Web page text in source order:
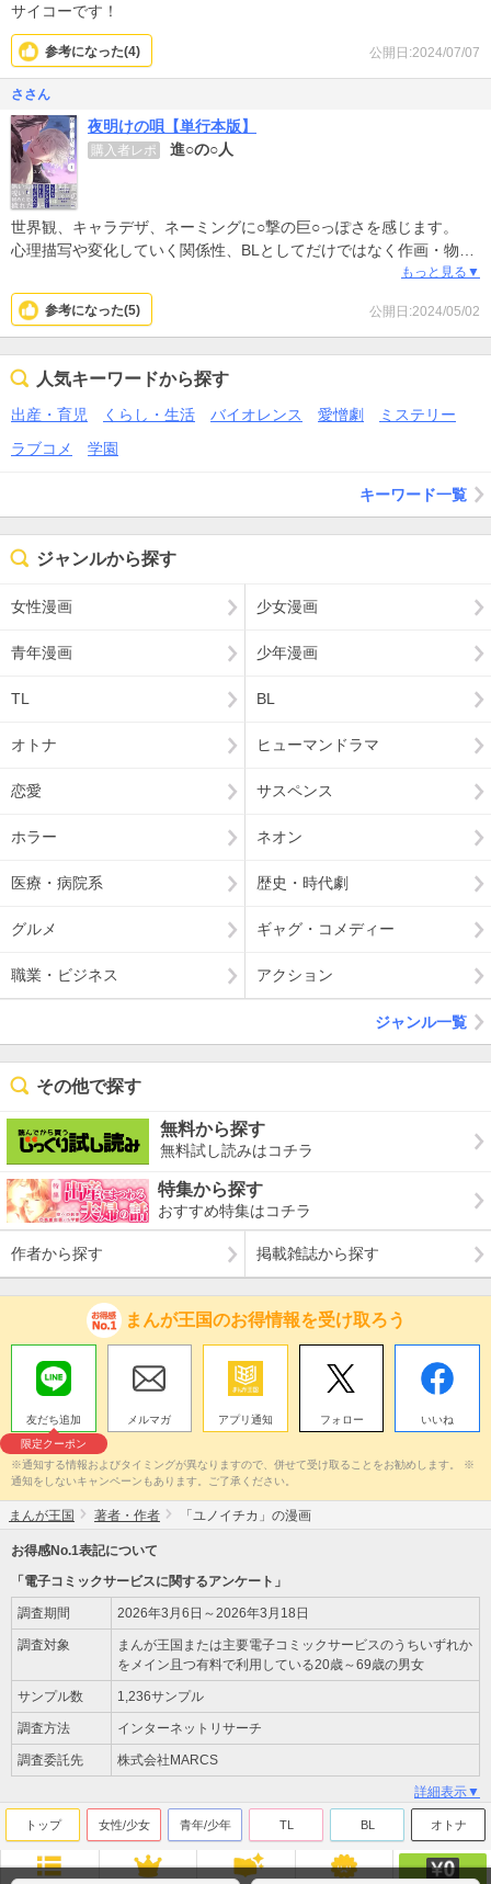
サイコーです！
公開日:2024/07/07
参考になった(4)
ささん
夜明けの唄【単行本版】
購入者レポ 進○の○人
世界観、キャラデザ、ネーミングに○撃の巨○っぽさを感じます。
心理描写や変化していく関係性、BLとしてだけではなく作画・物語
濡れ場がなくて(少なくて)もむしろそこが良い、些細な触れ合いや
思いやりに温度と湿度を感じられるほどの力のある作品です。
もっと見る▼
公開日:2024/05/02
参考になった(5)
人気キーワードから探す
出産・育児 くらし・生活 バイオレンス 愛憎劇
ミステリー
ラブコメ
学園
キーワード一覧
ジャンルから探す
女性漫画 少女漫画
青年漫画 少年漫画
TL BL
オトナ ヒューマンドラマ
恋愛 サスペンス
ホラー ネオン
医療・病院系 歴史・時代劇
グルメ ギャグ・コメディー
職業・ビジネス アクション
ジャンル一覧
その他で探す
無料から探す
無料試し読みはコチラ
特集から探す
おすすめ特集はコチラ
作者から探す 掲載雑誌から探す
まんが王国のお得情報を受け取ろう
友だち追加
限定クーポン
メルマガ アプリ通知 フォロー いいね
※通知する情報およびタイミングが異なりますので、併せて受け取ることをお勧めします。 ※
通知をしないキャンペーンもあります。ご了承ください。
まんが王国 著者・作者 「ユノイチカ」の漫画
お得感No.1表記について
「電子コミックサービスに関するアンケート」
調査期間 2026年3月6日～2026年3月18日
調査対象
まんが王国または主要電子コミックサービスのうちいずれか
をメイン且つ有料で利用している20歳～69歳の男女
サンプル数 1,236サンプル
調査方法 インターネットリサーチ
調査委託先 株式会社MARCS
詳細表示▼
トップ 女性/少女 青年/少年 TL BL オトナ